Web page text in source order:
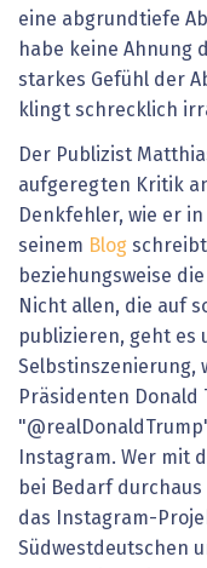
eine abgrundtiefe
habe keine Ahnung
starkes Gefühl der
klingt schrecklich
Der Publizist
aufgeregten Kritik
Denkfehler, wie er
seinem Blog
beziehungsweise
Nicht allen, die auf
publizieren, geht es
Selbstinszenierung,
Präsidenten Donald
Instagram. Wer mit
bei Bedarf
das Instagram-
Südwestdeutschen